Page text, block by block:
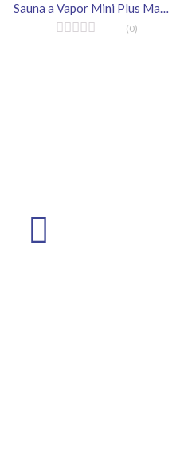
Sauna a Vapor Mini Plus Mar Inox 12kw c/ quadro analógico – Socalor
(0)